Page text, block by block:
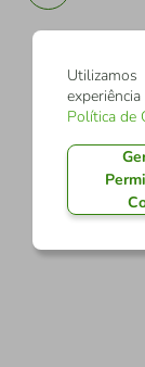
Política de